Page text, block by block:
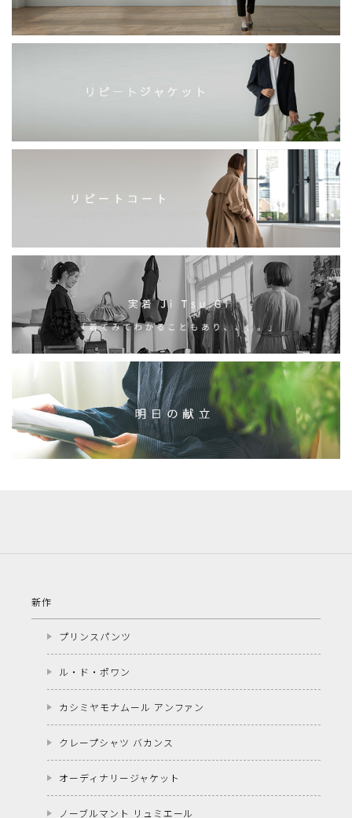
新作
プリンスパンツ
ル・ド・ポワン
カシミヤモナムール アンファン
クレープシャツ バカンス
オーディナリージャケット
ノーブルマント リュミエール